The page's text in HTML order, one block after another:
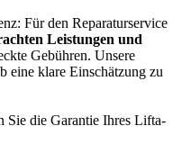
Für den Reparaturservice
Leistungen und
Gebühren. Unsere
eine klare Einschätzung zu
Sie die Garantie Ihres Lifta-